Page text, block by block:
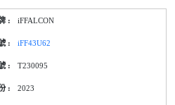
iFFALCON
iFF43U62
T230095
2023